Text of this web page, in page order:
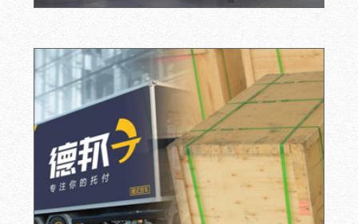
内包装采用真空包装以及缓冲气泡袋双重保护，外包装采